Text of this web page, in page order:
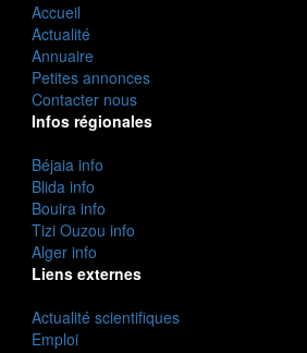
Accueil
Actualité
Annuaire
Petites annonces
Contacter nous
Infos régionales
Béjaia info
Blida info
Bouira info
Tizi Ouzou info
Alger info
Liens externes
Actualité scientifiques
Emploi